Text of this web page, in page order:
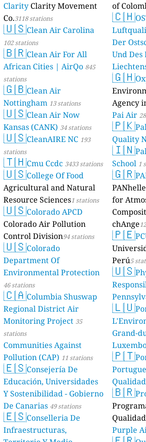
Clarity Clarity Movement
Co.3118 stations
🇺🇸Clean Air Carolina
102 stations
🇧🇷Clean Air For All
African Cities | AirQo 845
stations
🇬🇧Clean Air
Nottingham 13 stations
🇺🇸Clean Air Now
Kansas (CANK) 34 stations
🇺🇸CleanAIRE NC 193
stations
🇹🇭Cmu Ccdc 3433 stations
🇺🇸College Of Food
Agricultural and Natural
Resource Sciences1 stations
🇺🇸Colorado APCD
Colorado Air Pollution
Control Division94 stations
🇺🇸Colorado
Department Of
Environmental Protection
46 stations
🇨🇦Columbia Shuswap
Regional District Air
Monitoring Project 35
stations
Communities Against
Pollution (CAP) 11 stations
🇪🇸Consejería De
Educación, Universidades
Y Sostenibilidad - Gobierno
De Canarias 49 stations
🇪🇸Conselleria De
Infraestructuras,
of
🇨🇭
Der
Und
🇬🇭
Agency
Pai Air
🇵🇰
Quality
🇮🇳
School 1
🇬🇷
for
chAnge
🇵🇪
Perú5
🇺🇸
🇱🇺
Grand-
🇵🇹
🇧🇷
Purple